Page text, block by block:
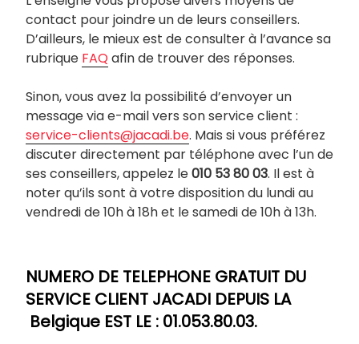
contact pour joindre un de leurs conseillers.
D’ailleurs, le mieux est de consulter à l’avance sa
rubrique FAQ afin de trouver des réponses.
Sinon, vous avez la possibilité d’envoyer un
message via e-mail vers son service client :
service-clients@jacadi.be. Mais si vous préférez
discuter directement par téléphone avec l’un de
ses conseillers, appelez le010 53 80 03. Il est à
noter qu’ils sont à votre disposition du lundi au
vendredi de 10h à 18h et le samedi de 10h à 13h.
NUMERO DE TELEPHONE GRATUIT DU
SERVICE CLIENT JACADI DEPUIS LA
Belgique EST LE : 01.053.80.03.